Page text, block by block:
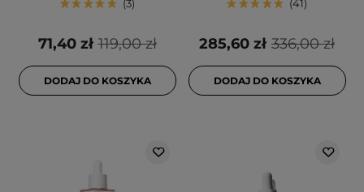
3
119,00 zł
71,40 zł
DODAJ DO KOSZYKA
41
336,00 zł
285,60 zł
DODAJ DO KOSZYKA